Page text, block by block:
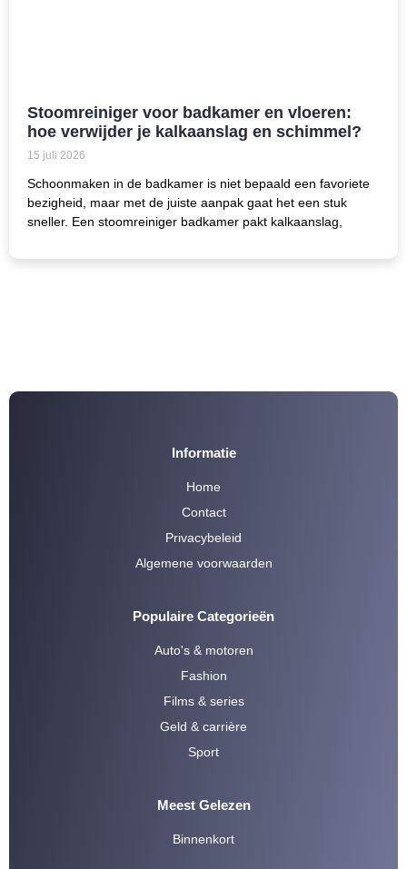
Stoomreiniger voor badkamer en vloeren:
hoe verwijder je kalkaanslag en schimmel?
15 juli 2026
Schoonmaken in de badkamer is niet bepaald een favoriete
bezigheid, maar met de juiste aanpak gaat het een stuk
sneller. Een stoomreiniger badkamer pakt kalkaanslag,
Informatie
Home
Contact
Privacybeleid
Algemene voorwaarden
Populaire Categorieën
Auto's & motoren
Fashion
Films & series
Geld & carrière
Sport
Meest Gelezen
Binnenkort